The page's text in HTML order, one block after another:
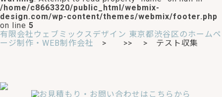
/home/c8663320/public_html/webmix-
design.com/wp-content/themes/webmix/footer.php
on line 5
有限会社ウェブミックスデザイン 東京都渋谷区のホームペ
ージ制作・WEB制作会社
> >> > テスト収集